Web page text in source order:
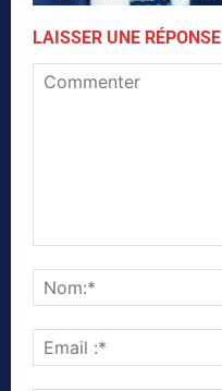
LAISSER UNE RÉPONSE